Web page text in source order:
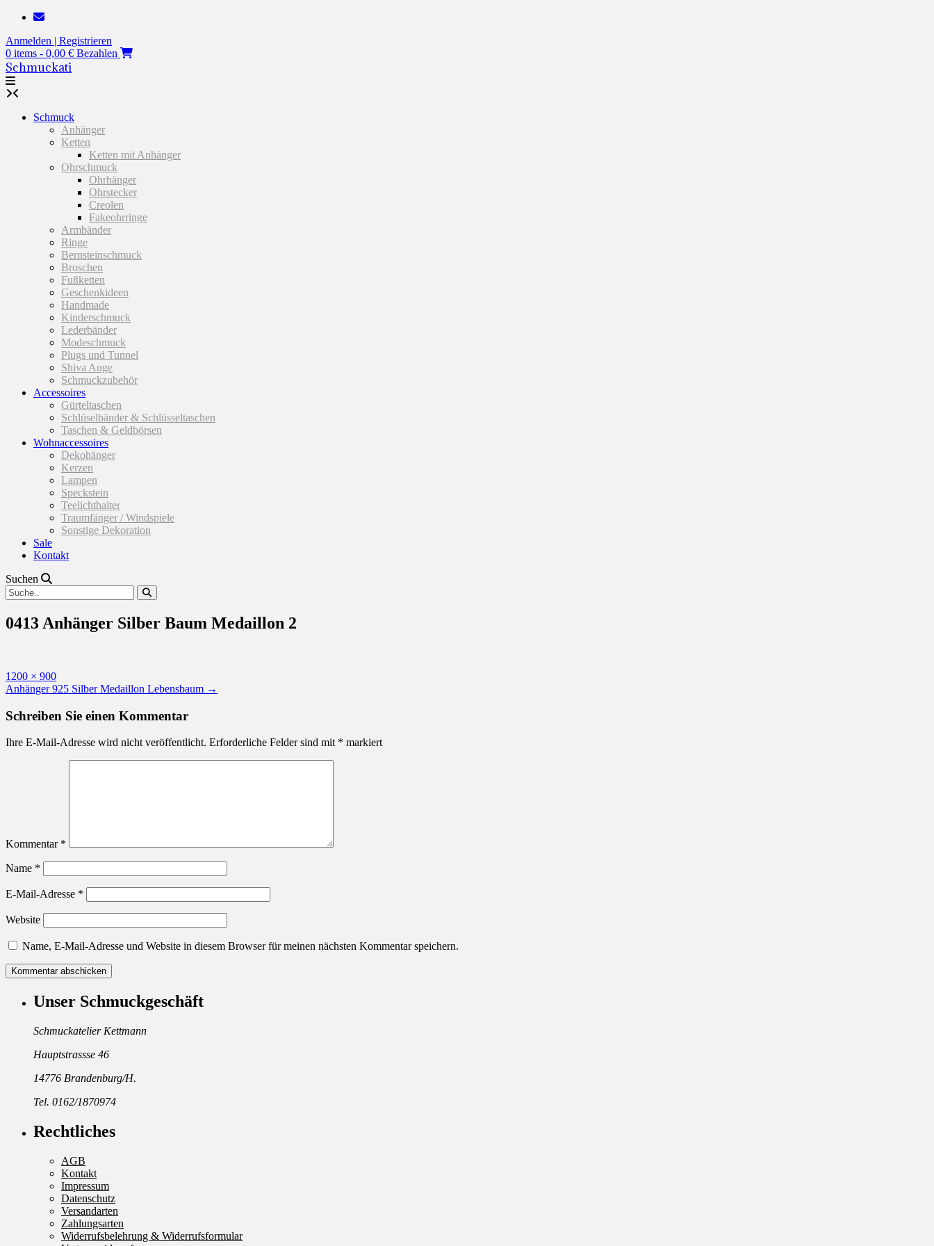
Zum
springen
Anmelden | Registrieren
0 items - 0,00 € Bezahlen
Schmuckati
Schmuck
Anhänger
Ketten
Ketten mit Anhänger
Ohrschmuck
Ohrhänger
Ohrstecker
Creolen
Fakeohrringe
Armbänder
Ringe
Bernsteinschmuck
Broschen
Fußketten
Geschenkideen
Handmade
Kinderschmuck
Lederbänder
Modeschmuck
Plugs und Tunnel
Shiva Auge
Schmuckzubehör
Accessoires
Gürteltaschen
Schlüselbänder & Schlüsseltaschen
Taschen & Geldbörsen
Wohnaccessoires
Dekohänger
Kerzen
Lampen
Speckstein
Teelichthalter
Traumfänger / Windspiele
Sonstige Dekoration
Sale
Kontakt
Suchen
0413 Anhänger Silber Baum Medaillon 2
Originalgröße
1200 × 900
Beitragsnavigation
Anhänger 925 Silber Medaillon Lebensbaum →
Schreiben Sie einen Kommentar
Ihre E-Mail-Adresse wird nicht veröffentlicht. Erforderliche Felder sind mit * markiert
Kommentar *
Name *
E-Mail-Adresse *
Website
Name, E-Mail-Adresse und Website in diesem Browser für meinen nächsten Kommentar speichern.
Unser Schmuckgeschäft
Schmuckatelier Kettmann
Hauptstrassse 46
14776 Brandenburg/H.
Tel. 0162/1870974
Rechtliches
AGB
Kontakt
Impressum
Datenschutz
Versandarten
Zahlungsarten
Widerrufsbelehrung & Widerrufsformular